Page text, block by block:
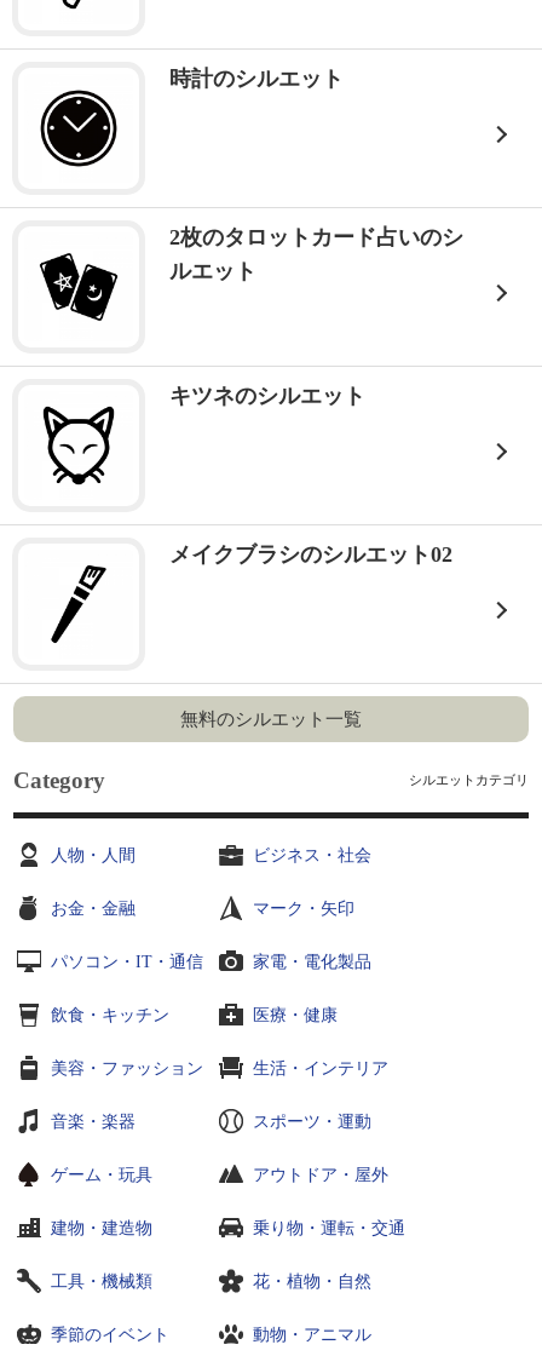
時計のシルエット
2枚のタロットカード占いのシ
ルエット
キツネのシルエット
メイクブラシのシルエット02
無料のシルエット一覧
Category シルエットカテゴリ
人物・人間 ビジネス・社会
お金・金融 マーク・矢印
パソコン・IT・通信 家電・電化製品
飲食・キッチン 医療・健康
美容・ファッション 生活・インテリア
音楽・楽器 スポーツ・運動
ゲーム・玩具 アウトドア・屋外
建物・建造物 乗り物・運転・交通
工具・機械類 花・植物・自然
季節のイベント 動物・アニマル